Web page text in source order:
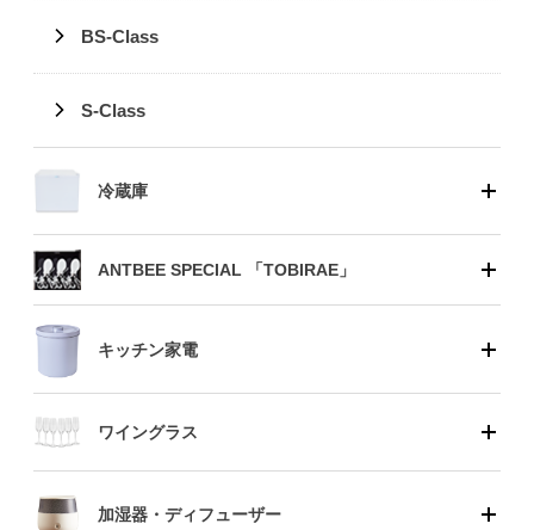
BS-Class
S-Class
冷蔵庫
ANTBEE SPECIAL 「TOBIRAE」
キッチン家電
ワイングラス
加湿器・ディフューザー